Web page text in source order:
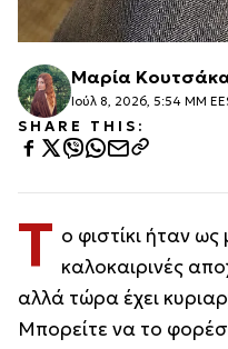
Μαρία
Ιούλ 8, 2026, 5:54 ΜΜ
SHARE THIS:
Τ ο φιστίκι ήταν
καλοκαιρινές
αλλά τώρα έχει
Μπορείτε να το